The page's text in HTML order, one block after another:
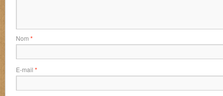
Nom *
E-mail *